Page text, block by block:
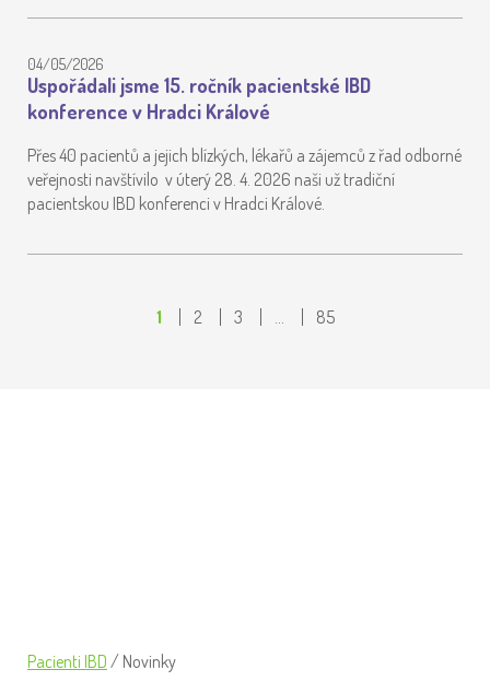
04/05/2026
Uspořádali jsme 15. ročník pacientské IBD
konference v Hradci Králové
Přes 40 pacientů a jejich blízkých, lékařů a zájemců z řad odborné
veřejnosti navštívilo v úterý 28. 4. 2026 naši už tradiční
pacientskou IBD konferenci v Hradci Králové.
1 2 3 … 85
Pacienti IBD / Novinky